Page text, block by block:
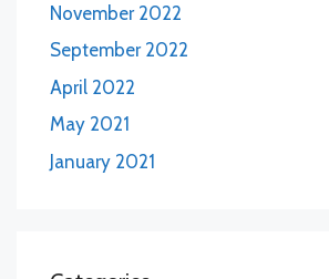
November 2022
September 2022
April 2022
May 2021
January 2021